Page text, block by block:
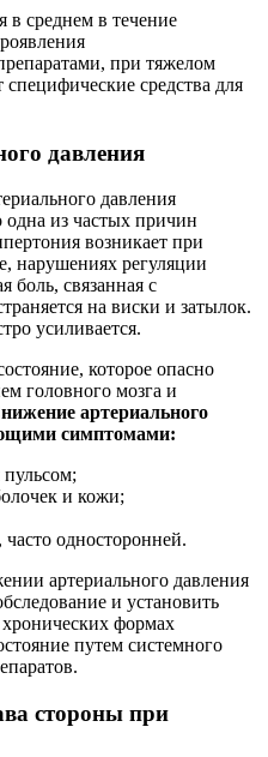
в среднем в течение
при тяжелом
специфические средства для
давления
давления
одна из частых причин
возникает при
нарушениях регуляции
боль, связанная с
на виски и затылок.
усиливается.
которое опасно
головного мозга и
артериального
симптомами:
и кожи;
односторонней.
артериального давления
и установить
формах
путем системного
стороны при